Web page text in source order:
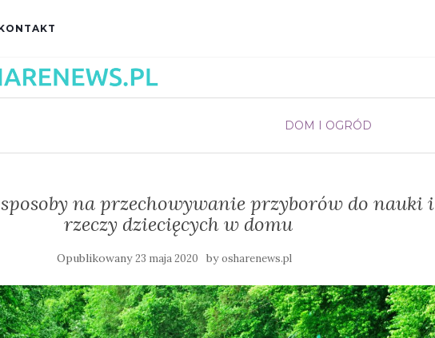
DOM I OGRÓD
na przechowywanie przyborów do nauki i
rzeczy dziecięcych w domu
Opublikowany23 maja 2020 byosharenews.pl